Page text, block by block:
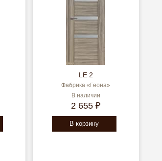
LE 2
Фабрика «Геона»
В наличии
2 655 ₽
В корзину